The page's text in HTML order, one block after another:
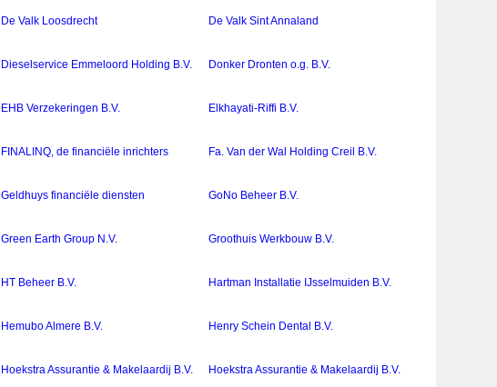
De Valk Loosdrecht De Valk Sint Annaland
Dieselservice Emmeloord Holding B.V. Donker Dronten o.g. B.V.
EHB Verzekeringen B.V. Elkhayati-Riffi B.V.
FINALINQ, de financiële inrichters Fa. Van der Wal Holding Creil B.V.
Geldhuys financiële diensten GoNo Beheer B.V.
Green Earth Group N.V. Groothuis Werkbouw B.V.
HT Beheer B.V. Hartman Installatie IJsselmuiden B.V.
Hemubo Almere B.V. Henry Schein Dental B.V.
Hoekstra Assurantie & Makelaardij B.V. Hoekstra Assurantie & Makelaardij B.V.